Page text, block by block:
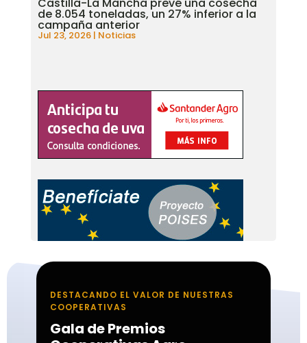
de 8.054 toneladas, un 27% inferior a la
campaña anterior
Jul 23, 2026| Noticias
DESTACANDO EL VALOR DE NUESTRAS
COOPERATIVAS
Gala de Premios